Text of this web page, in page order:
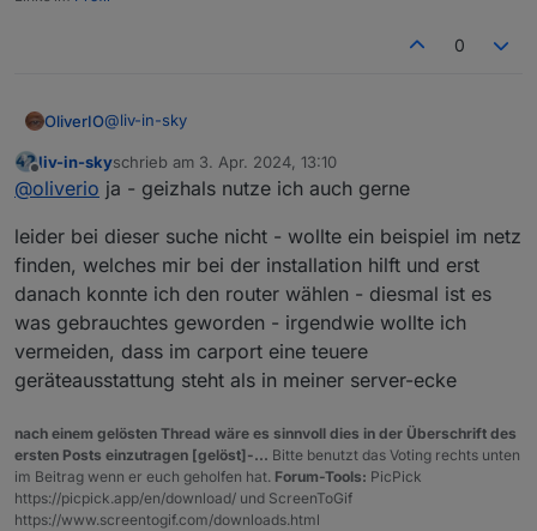
0
OliverIO@liv-in-sky
Für solche Fälle liebe ich Geizhals, da dort relativ viele
Geräte verzeichnet sind und man die einzelnen
Marketing Sprech des einzelnen Herstellers verwirren
zu lassen
Offline
liv-in-skyschrieb am 3. Apr. 2024, 13:10
zuletzt editiert von
@oliverio ja - geizhals nutze ich auch gerne
leider bei dieser suche nicht - wollte ein beispiel im netz
finden, welches mir bei der installation hilft und erst
danach konnte ich den router wählen - diesmal ist es
was gebrauchtes geworden - irgendwie wollte ich
vermeiden, dass im carport eine teuere
geräteausstattung steht als in meiner server-ecke
nach einem gelösten Thread wäre es sinnvoll dies in der Überschrift des
ersten Posts einzutragen [gelöst]-... Bitte benutzt das Voting rechts unten
im Beitrag wenn er euch geholfen hat. Forum-Tools: PicPick
https://picpick.app/en/download/ und ScreenToGif
https://www.screentogif.com/downloads.html